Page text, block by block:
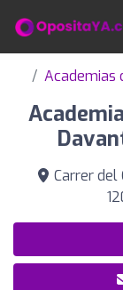
Academias
Carrer del